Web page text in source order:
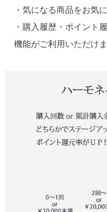
・気になる商品をお気
・購入履歴・ポイント
機能がご利用いただけま